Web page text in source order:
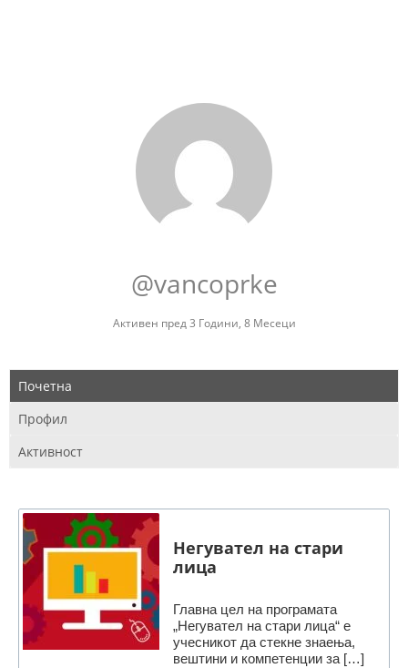
@vancoprke
Активен пред 3 Години, 8 Месеци
Почетна
Профил
Активност
Негувател на стари
лица
Главна цел на програмата
„Негувател на стари лица“ е
учесникот да стекне знаења,
вештини и компетенции за […]